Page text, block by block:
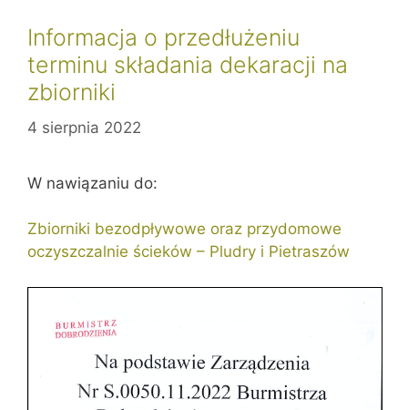
Informacja o przedłużeniu
terminu składania dekaracji na
zbiorniki
4 sierpnia 2022
W nawiązaniu do:
Zbiorniki bezodpływowe oraz przydomowe
oczyszczalnie ścieków – Pludry i Pietraszów